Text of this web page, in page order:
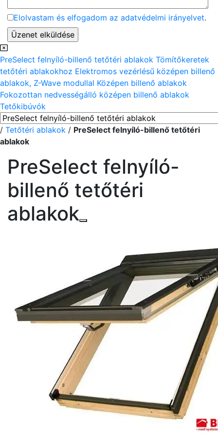
Elolvastam és elfogadom az adatvédelmi irányelvet.
PreSelect felnyíló-billenő tetőtéri ablakok Tömítőkeretek
tetőtéri ablakokhoz Elektromos vezérlésű középen billenő
ablakok, Z-Wave modullal Középen billenő ablakok
Fokozottan nedvességálló középen billenő ablakok
Tetőkibúvók
/ Tetőtéri ablakok / PreSelect felnyíló-billenő tetőtéri
ablakok
PreSelect felnyíló-
billenő tetőtéri
ablakok